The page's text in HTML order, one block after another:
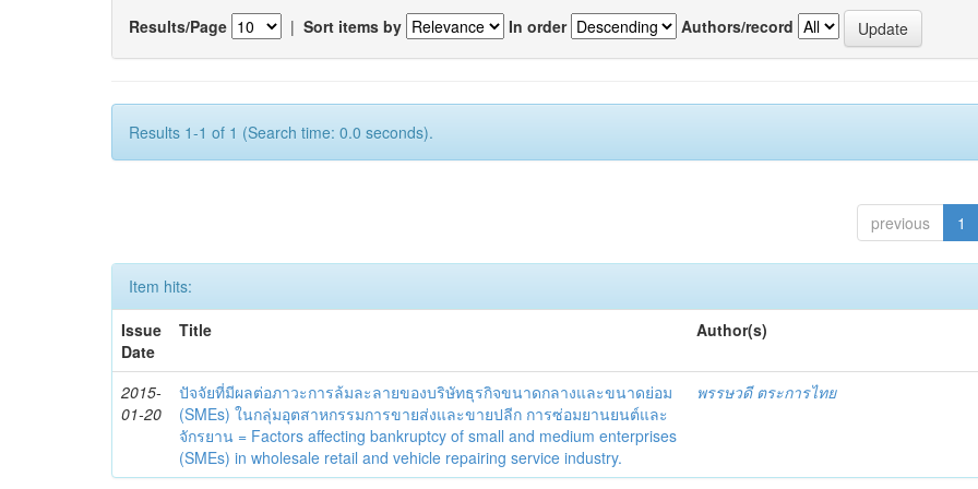
Results/Page | Sort items by In order Authors/record
Results 1-1 of 1 (Search time: 0.0 seconds).
previous 1
Item hits:
Issue
Date
Title Author(s)
2015-
01-20
ปัจจัยที่มีผลต่อภาวะการล้มละลายของบริษัทธุรกิจขนาดกลางและขนาดย่อม
(SMEs) ในกลุ่มอุตสาหกรรมการขายส่งและขายปลีก การซ่อมยานยนต์และ
จักรยาน = Factors affecting bankruptcy of small and medium enterprises
(SMEs) in wholesale retail and vehicle repairing service industry.
พรรษวดี ตระการไทย